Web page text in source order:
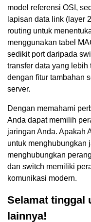
model referensi OSI,
lapisan data link (layer
routing untuk
menggunakan tabel
sedikit port daripada
transfer data yang
dengan fitur tambahan
server.
Dengan memahami
Anda dapat memilih
jaringan Anda. Apakah
untuk menghubungkan
menghubungkan
dan switch memiliki
komunikasi modern.
Selamat tinggal
lainnya!